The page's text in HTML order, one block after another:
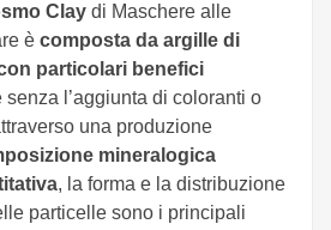
Clay di Maschere alle
è composta da argille di
particolari benefici
senza l’aggiunta di coloranti o
una produzione
mineralogica
, la forma e la distribuzione
particelle sono i principali